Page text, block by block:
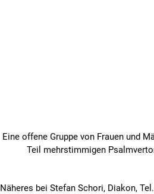
Eine offene Gruppe von Frauen und
Teil mehrstimmigen
Näheres bei Stefan Schori, Diakon,